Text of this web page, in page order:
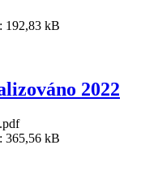
192,83 kB
2022
365,56 kB